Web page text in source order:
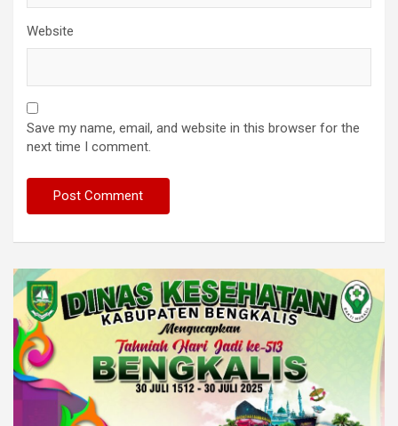
Website
Save my name, email, and website in this browser for the
next time I comment.